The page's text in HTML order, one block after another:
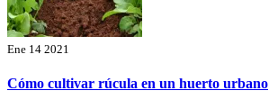
Ene 14 2021
Cómo cultivar rúcula en un huerto urbano